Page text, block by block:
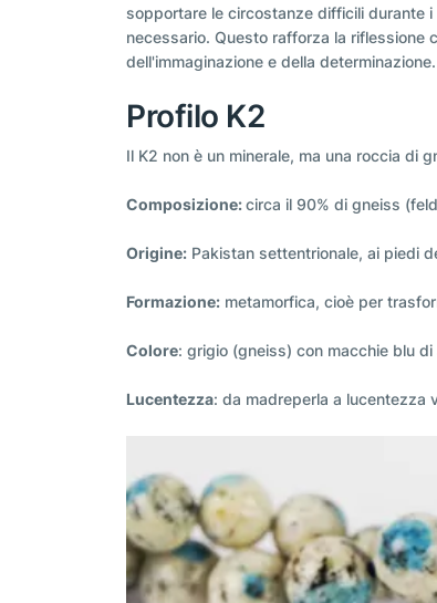
sopportare le circostanze difficili durante
necessario. Questo rafforza la riflessione
dell'immaginazione e della determinazione.
Profilo K2
Il K2 non è un minerale, ma una roccia di
Composizione:circa il 90% di gneiss
Origine: Pakistan settentrionale, ai piedi
Formazione: metamorfica, cioè per
Colore: grigio (gneiss) con macchie blu
Lucentezza: da madreperla a lucentezza